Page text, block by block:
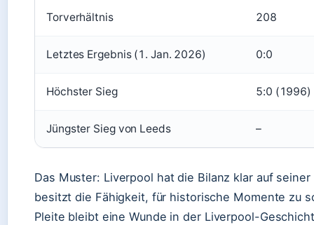
Torverhältnis 208
Letztes Ergebnis (1. Jan. 2026) 0:0
Höchster Sieg 5:0 (1996)
Jüngster Sieg von Leeds –
Das Muster: Liverpool hat die Bilanz klar auf
besitzt die Fähigkeit, für historische Momente zu
Pleite bleibt eine Wunde in der Liverpool-